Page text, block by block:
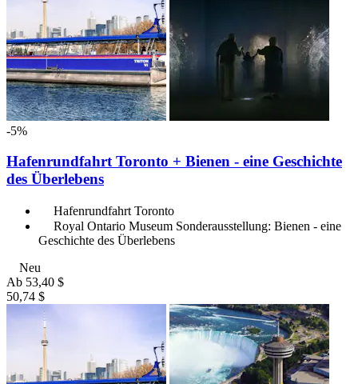
-5%
Hafenrundfahrt Toronto + Bienen - eine Geschichte
des Überlebens
Hafenrundfahrt Toronto
Royal Ontario Museum Sonderausstellung: Bienen - eine
Geschichte des Überlebens
Neu
Ab 53,40 $
50,74 $